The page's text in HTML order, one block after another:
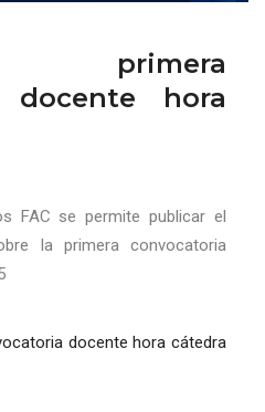
primera
docente hora
FAC se permite publicar el
la primera convocatoria
docente hora cátedra